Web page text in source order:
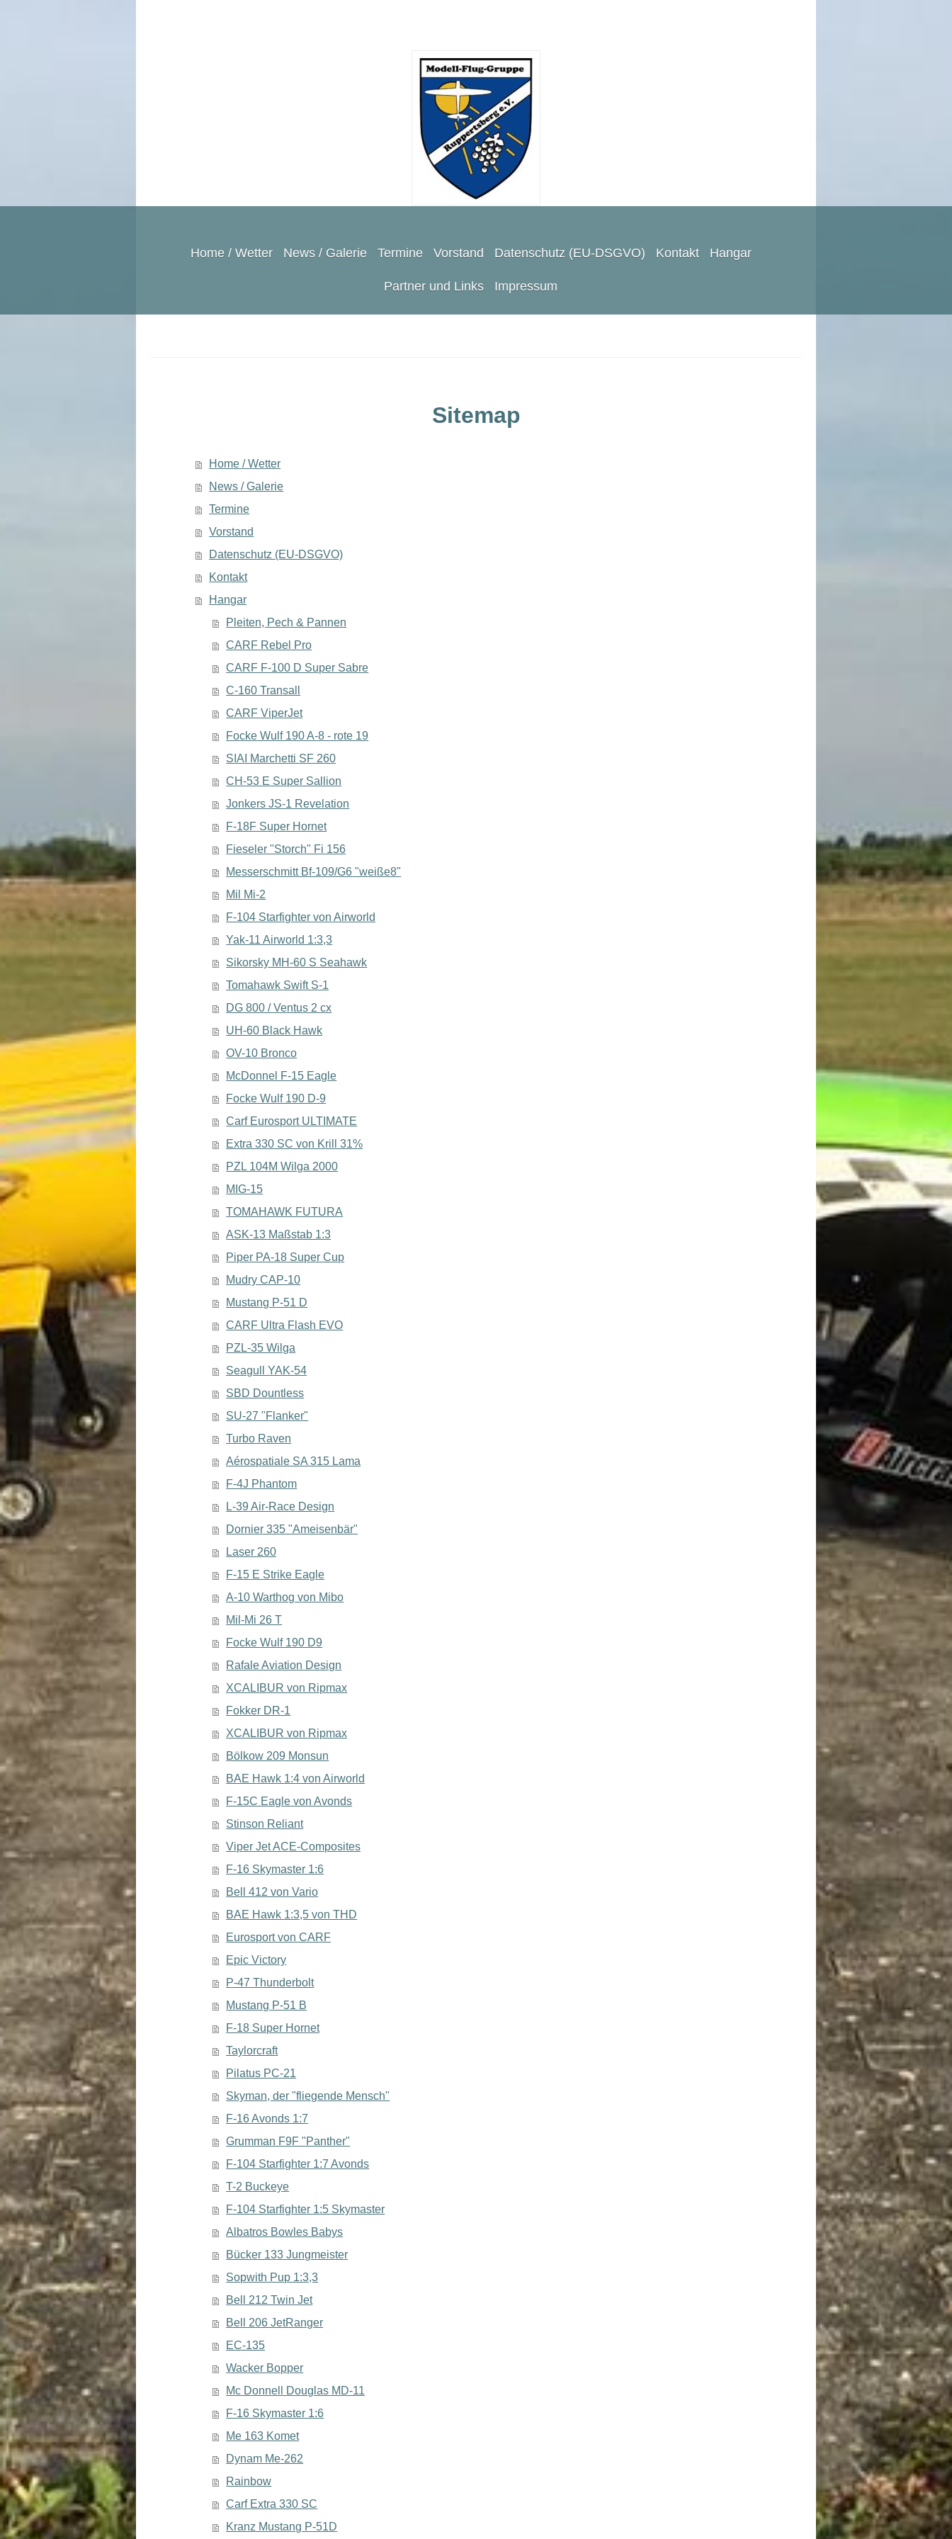
Home / Wetter News / Galerie Termine Vorstand Datenschutz (EU-DSGVO) Kontakt Hangar
Partner und Links Impressum
Sitemap
Home / Wetter
News / Galerie
Termine
Vorstand
Datenschutz (EU-DSGVO)
Kontakt
Hangar
Pleiten, Pech & Pannen
CARF Rebel Pro
CARF F-100 D Super Sabre
C-160 Transall
CARF ViperJet
Focke Wulf 190 A-8 - rote 19
SIAI Marchetti SF 260
CH-53 E Super Sallion
Jonkers JS-1 Revelation
F-18F Super Hornet
Fieseler "Storch" Fi 156
Messerschmitt Bf-109/G6 "weiße8"
Mil Mi-2
F-104 Starfighter von Airworld
Yak-11 Airworld 1:3,3
Sikorsky MH-60 S Seahawk
Tomahawk Swift S-1
DG 800 / Ventus 2 cx
UH-60 Black Hawk
OV-10 Bronco
McDonnel F-15 Eagle
Focke Wulf 190 D-9
Carf Eurosport ULTIMATE
Extra 330 SC von Krill 31%
PZL 104M Wilga 2000
MIG-15
TOMAHAWK FUTURA
ASK-13 Maßstab 1:3
Piper PA-18 Super Cup
Mudry CAP-10
Mustang P-51 D
CARF Ultra Flash EVO
PZL-35 Wilga
Seagull YAK-54
SBD Dountless
SU-27 "Flanker"
Turbo Raven
Aérospatiale SA 315 Lama
F-4J Phantom
L-39 Air-Race Design
Dornier 335 "Ameisenbär"
Laser 260
F-15 E Strike Eagle
A-10 Warthog von Mibo
Mil-Mi 26 T
Focke Wulf 190 D9
Rafale Aviation Design
XCALIBUR von Ripmax
Fokker DR-1
XCALIBUR von Ripmax
Bölkow 209 Monsun
BAE Hawk 1:4 von Airworld
F-15C Eagle von Avonds
Stinson Reliant
Viper Jet ACE-Composites
F-16 Skymaster 1:6
Bell 412 von Vario
BAE Hawk 1:3,5 von THD
Eurosport von CARF
Epic Victory
P-47 Thunderbolt
Mustang P-51 B
F-18 Super Hornet
Taylorcraft
Pilatus PC-21
Skyman, der "fliegende Mensch"
F-16 Avonds 1:7
Grumman F9F "Panther"
F-104 Starfighter 1:7 Avonds
T-2 Buckeye
F-104 Starfighter 1:5 Skymaster
Albatros Bowles Babys
Bücker 133 Jungmeister
Sopwith Pup 1:3,3
Bell 212 Twin Jet
Bell 206 JetRanger
EC-135
Wacker Bopper
Mc Donnell Douglas MD-11
F-16 Skymaster 1:6
Me 163 Komet
Dynam Me-262
Rainbow
Carf Extra 330 SC
Kranz Mustang P-51D